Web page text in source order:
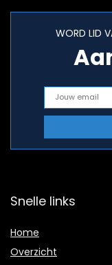
WORD LID
Snelle links
Home
Overzicht